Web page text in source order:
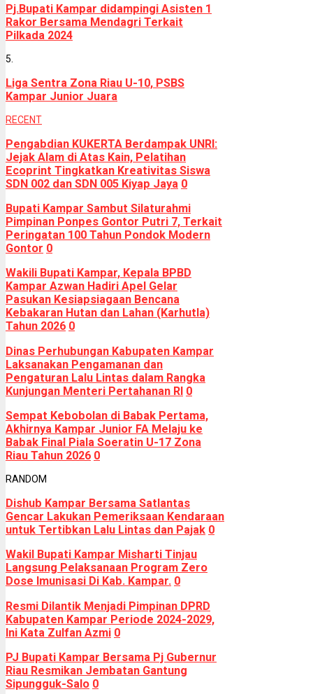
Pj.Bupati Kampar didampingi Asisten 1
Rakor Bersama Mendagri Terkait
Pilkada 2024
5.
Liga Sentra Zona Riau U-10, PSBS
Kampar Junior Juara
RECENT
Pengabdian KUKERTA Berdampak UNRI:
Jejak Alam di Atas Kain, Pelatihan
Ecoprint Tingkatkan Kreativitas Siswa
SDN 002 dan SDN 005 Kiyap Jaya 0
Bupati Kampar Sambut Silaturahmi
Pimpinan Ponpes Gontor Putri 7, Terkait
Peringatan 100 Tahun Pondok Modern
Gontor 0
Wakili Bupati Kampar, Kepala BPBD
Kampar Azwan Hadiri Apel Gelar
Pasukan Kesiapsiagaan Bencana
Kebakaran Hutan dan Lahan (Karhutla)
Tahun 2026 0
Dinas Perhubungan Kabupaten Kampar
Laksanakan Pengamanan dan
Pengaturan Lalu Lintas dalam Rangka
Kunjungan Menteri Pertahanan RI 0
Sempat Kebobolan di Babak Pertama,
Akhirnya Kampar Junior FA Melaju ke
Babak Final Piala Soeratin U-17 Zona
Riau Tahun 2026 0
RANDOM
Dishub Kampar Bersama Satlantas
Gencar Lakukan Pemeriksaan Kendaraan
untuk Tertibkan Lalu Lintas dan Pajak 0
Wakil Bupati Kampar Misharti Tinjau
Langsung Pelaksanaan Program Zero
Dose Imunisasi Di Kab. Kampar. 0
Resmi Dilantik Menjadi Pimpinan DPRD
Kabupaten Kampar Periode 2024-2029,
Ini Kata Zulfan Azmi 0
PJ Bupati Kampar Bersama Pj Gubernur
Riau Resmikan Jembatan Gantung
Sipungguk-Salo 0